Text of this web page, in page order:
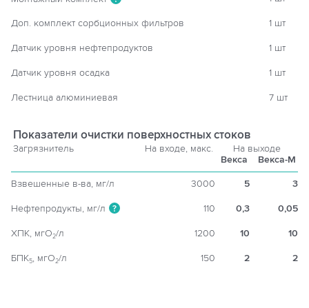
Доп. комплект сорбционных фильтров 1 шт
Датчик уровня нефтепродуктов 1 шт
Датчик уровня осадка 1 шт
Лестница алюминиевая 7 шт
Показатели очистки поверхностных стоков
Загрязнитель На входе, макс.
На выходе
Векса
Векса-М
Взвешенные в-ва, мг/л 3000 5 3
Нефтепродукты, мг/л ? 110 0,3 0,05
ХПК, мгO2/л 1200 10 10
БПК5, мгO2/л 150 2 2